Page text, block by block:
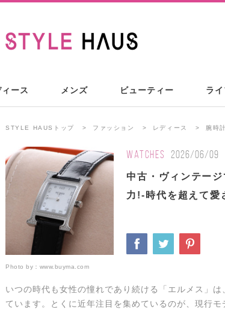
ィース メンズ ビューティー ラ
STYLE HAUSトップ ファッション レディース 腕時計
WATCHES 2026/06/09
中古・ヴィンテー
力!-時代を超えて愛
Photo by： www.buyma.com
いつの時代も女性の憧れであり続ける「エルメス」
ています。とくに近年注目を集めているのが、現行